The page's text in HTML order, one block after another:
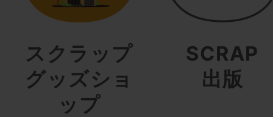
スクラップ
グッズショ
ップ
SCRAP
出版